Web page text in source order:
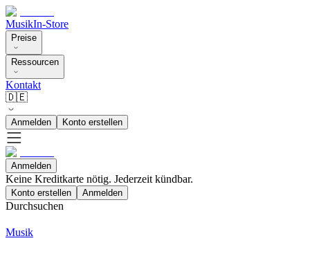
MusikIn-Store
Preise
Ressourcen
Kontakt
🇩🇪
Anmelden Konto erstellen
Anmelden
Keine Kreditkarte nötig. Jederzeit kündbar.
Konto erstellen Anmelden
Durchsuchen
Musik